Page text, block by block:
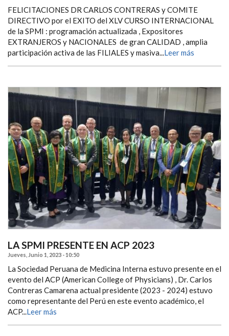
FELICITACIONES DR CARLOS CONTRERAS y COMITE
DIRECTIVO por el EXITO del XLV CURSO INTERNACIONAL
de la SPMI : programación actualizada , Expositores
EXTRANJEROS y NACIONALES de gran CALIDAD , amplia
participación activa de las FILIALES y masiva...Leer más
LA SPMI PRESENTE EN ACP 2023
Jueves, Junio 1, 2023 - 10:50
La Sociedad Peruana de Medicina Interna estuvo presente en el
evento del ACP (American College of Physicians) , Dr. Carlos
Contreras Camarena actual presidente (2023 - 2024) estuvo
como representante del Perú en este evento académico, el
ACP...Leer más